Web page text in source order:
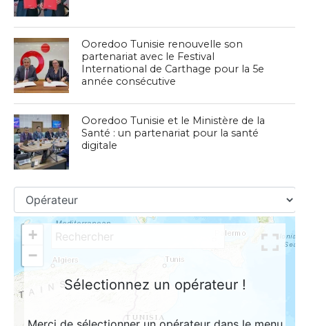
Ooredoo Tunisie renouvelle son
partenariat avec le Festival
International de Carthage pour la 5e
année consécutive
Ooredoo Tunisie et le Ministère de la
Santé : un partenariat pour la santé
digitale